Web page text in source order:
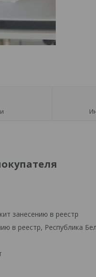
занесению в реестр
в реестр, Республика